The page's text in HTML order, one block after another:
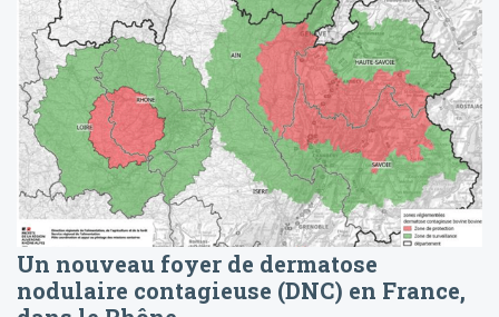
Un nouveau foyer de dermatose
nodulaire contagieuse (DNC) en France,